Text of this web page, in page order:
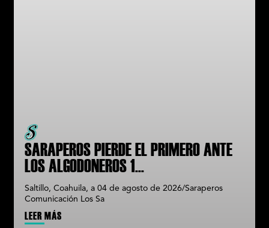
SARAPEROS PIERDE EL PRIMERO ANTE
LOS ALGODONEROS 1
Saltillo, Coahuila, a 04 de agosto de 2026/Saraperos
Comunicación Los Sa
LEER MÁS